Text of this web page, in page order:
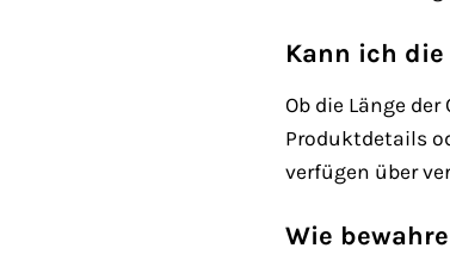
Kann ich die
Ob die Länge
Produktdetails
verfügen über
Wie